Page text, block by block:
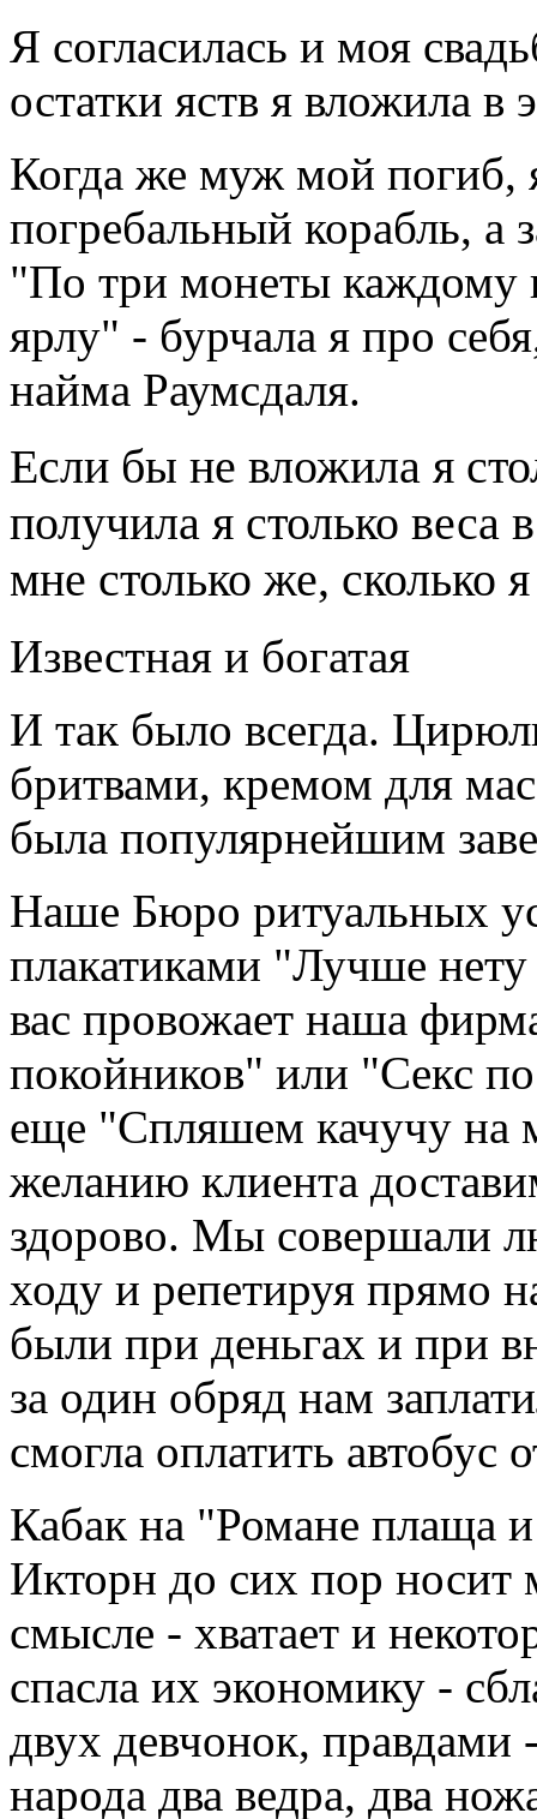
Я согласилась и моя
остатки яств я вложила в
Когда же муж мой погиб,
погребальный корабль, а
"По три монеты каждому
ярлу" - бурчала я про
найма Раумсдаля.
Если бы не вложила я
получила я столько веса
мне столько же, сколько
Известная и богатая
И так было всегда.
бритвами, кремом для
была популярнейшим
Наше Бюро ритуальных
плакатиками "Лучше нету
вас провожает наша
покойников" или "Секс
еще "Спляшем качучу на
желанию клиента
здорово. Мы совершали
ходу и репетируя прямо
были при деньгах и при
за один обряд нам
смогла оплатить автобус
Кабак на "Романе плаща
Икторн до сих пор носит
смысле - хватает и
спасла их экономику -
двух девчонок,
народа два ведра, два